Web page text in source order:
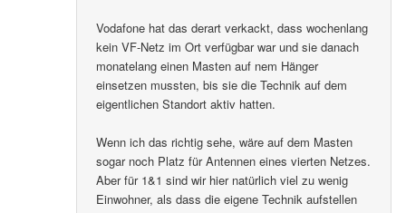
Vodafone hat das derart verkackt, dass wochenlang
kein VF-Netz im Ort verfügbar war und sie danach
monatelang einen Masten auf nem Hänger
einsetzen mussten, bis sie die Technik auf dem
eigentlichen Standort aktiv hatten.
Wenn ich das richtig sehe, wäre auf dem Masten
sogar noch Platz für Antennen eines vierten Netzes.
Aber für 1&1 sind wir hier natürlich viel zu wenig
Einwohner, als dass die eigene Technik aufstellen